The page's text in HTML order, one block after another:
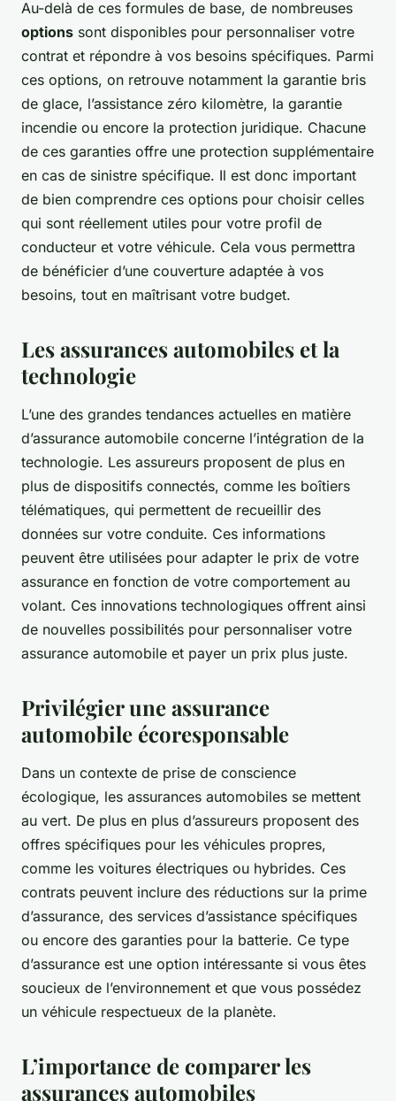
Au-delà de ces formules de base, de nombreuses
options sont disponibles pour personnaliser votre
contrat et répondre à vos besoins spécifiques. Parmi
ces options, on retrouve notamment la garantie bris
de glace, l’assistance zéro kilomètre, la garantie
incendie ou encore la protection juridique. Chacune
de ces garanties offre une protection supplémentaire
en cas de sinistre spécifique. Il est donc important
de bien comprendre ces options pour choisir celles
qui sont réellement utiles pour votre profil de
conducteur et votre véhicule. Cela vous permettra
de bénéficier d’une couverture adaptée à vos
besoins, tout en maîtrisant votre budget.
Les assurances automobiles et la
technologie
L’une des grandes tendances actuelles en matière
d’assurance automobile concerne l’intégration de la
technologie. Les assureurs proposent de plus en
plus de dispositifs connectés, comme les boîtiers
télématiques, qui permettent de recueillir des
données sur votre conduite. Ces informations
peuvent être utilisées pour adapter le prix de votre
assurance en fonction de votre comportement au
volant. Ces innovations technologiques offrent ainsi
de nouvelles possibilités pour personnaliser votre
assurance automobile et payer un prix plus juste.
Privilégier une assurance
automobile écoresponsable
Dans un contexte de prise de conscience
écologique, les assurances automobiles se mettent
au vert. De plus en plus d’assureurs proposent des
offres spécifiques pour les véhicules propres,
comme les voitures électriques ou hybrides. Ces
contrats peuvent inclure des réductions sur la prime
d’assurance, des services d’assistance spécifiques
ou encore des garanties pour la batterie. Ce type
d’assurance est une option intéressante si vous êtes
soucieux de l’environnement et que vous possédez
un véhicule respectueux de la planète.
L’importance de comparer les
assurances automobiles